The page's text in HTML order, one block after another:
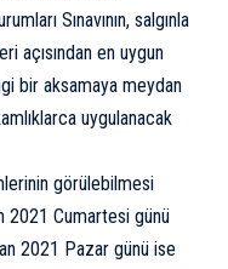
Sınavının, salgınla
açısından en uygun
bir aksamaya meydan
uygulanacak
görülebilmesi
2021 Cumartesi günü
2021 Pazar günü ise